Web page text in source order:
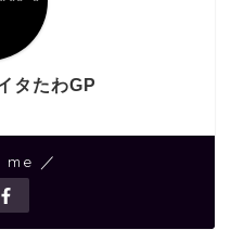
タたわGP
me ／